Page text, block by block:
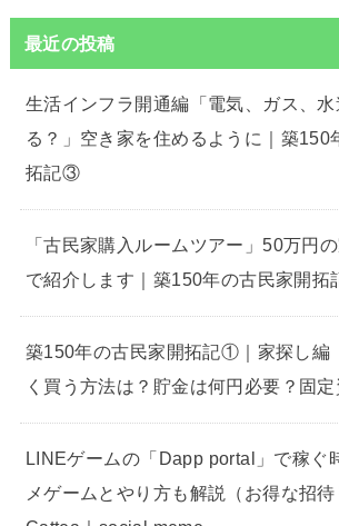
最近の投稿
生活インフラ開通編「電気、ガス、水
る？」空き家を住めるように｜築150
拓記③
「古民家購入ルームツアー」50万円
で紹介します｜築150年の古民家開
築150年の古民家開拓記①｜家探し編
く買う方法は？貯金は何円必要？固定
LINEゲームの「Dapp portal」で稼ぐ
メゲームとやり方も解説（お得な招待